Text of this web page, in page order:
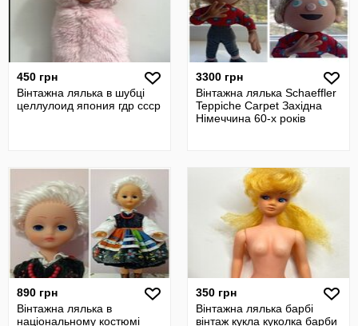
450 грн
Вінтажна лялька в шубці
целлулоид япония гдр ссср
3300 грн
Вінтажна лялька Schaeffler
Teppiche Carpet Західна
Німеччина 60-х років
890 грн
Вінтажна лялька в
національному костюмі
350 грн
Вінтажна лялька барбі
вінтаж кукла куколка барби